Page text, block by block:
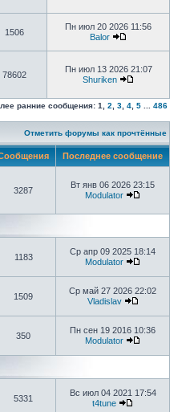
1506
Пн июл 20 2026 11:56
Balor
78602
Пн июл 13 2026 21:07
Shuriken
ранние сообщения: 1 2 3 4 5 486
Отметить форумы как прочтённые
Последнее сообщение
3287
Вт янв 06 2026 23:15
Modulator
1183
Ср апр 09 2025 18:14
Modulator
1509
Ср май 27 2026 22:02
Vladislav
350
Пн сен 19 2016 10:36
Modulator
5331
Вс июл 04 2021 17:54
t4tune